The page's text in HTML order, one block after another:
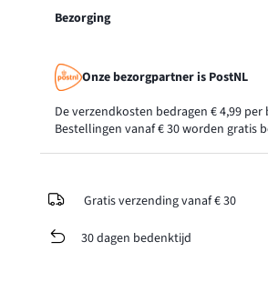
Bezorging
Onze bezorgpartner is PostNL
De verzendkosten bedragen € 4,99
Bestellingen vanaf € 30 worden gratis
Gratis verzending vanaf € 30
30 dagen bedenktijd